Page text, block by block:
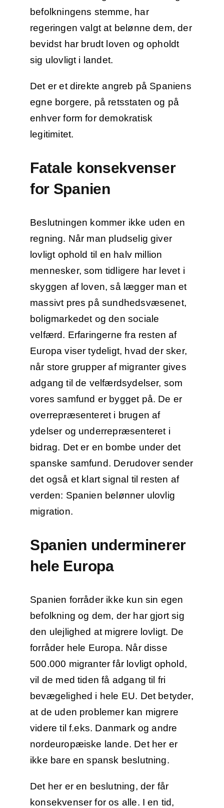
befolkningens stemme, har
regeringen valgt at belønne dem, der
bevidst har brudt loven og opholdt
sig ulovligt i landet.
Det er et direkte angreb på Spaniens
egne borgere, på retsstaten og på
enhver form for demokratisk
legitimitet.
Fatale konsekvenser
for Spanien
Beslutningen kommer ikke uden en
regning. Når man pludselig giver
lovligt ophold til en halv million
mennesker, som tidligere har levet i
skyggen af loven, så lægger man et
massivt pres på sundhedsvæsenet,
boligmarkedet og den sociale
velfærd. Erfaringerne fra resten af
Europa viser tydeligt, hvad der sker,
når store grupper af migranter gives
adgang til de velfærdsydelser, som
vores samfund er bygget på. De er
overrepræsenteret i brugen af
ydelser og underrepræsenteret i
bidrag. Det er en bombe under det
spanske samfund. Derudover sender
det også et klart signal til resten af
verden: Spanien belønner ulovlig
migration.
Spanien underminerer
hele Europa
Spanien forråder ikke kun sin egen
befolkning og dem, der har gjort sig
den ulejlighed at migrere lovligt. De
forråder hele Europa. Når disse
500.000 migranter får lovligt ophold,
vil de med tiden få adgang til fri
bevægelighed i hele EU. Det betyder,
at de uden problemer kan migrere
videre til f.eks. Danmark og andre
nordeuropæiske lande. Det her er
ikke bare en spansk beslutning.
Det her er en beslutning, der får
konsekvenser for os alle. I en tid,